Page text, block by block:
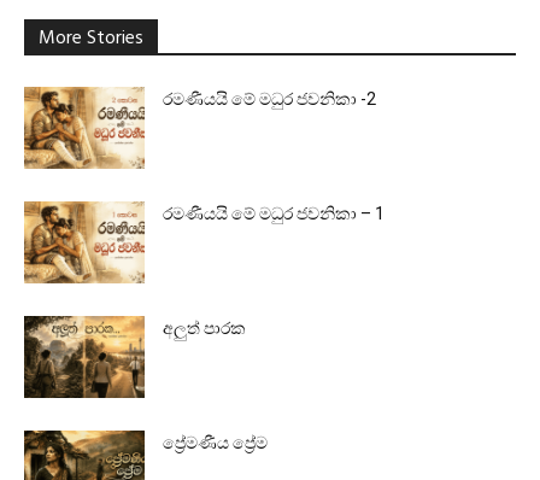
More Stories
රමණීයයි මේ මධුර ජවනිකා -2
රමණීයයි මේ මධුර ජවනිකා – 1
අලුත් පාරක
ප්‍රේමණීය ප්‍රේම